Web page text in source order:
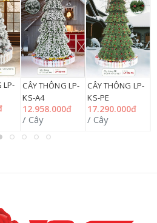
LP-
CÂY THÔNG LP-
KS-A4
12.958.000đ
/ Cây
CÂY THÔNG LP-
KS-PE
17.290.000đ
/ Cây